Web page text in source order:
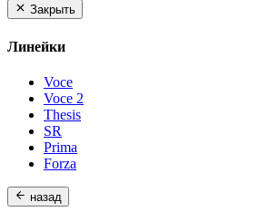
Закрыть
Линейки
Voce
Voce 2
Thesis
SR
Prima
Forza
назад